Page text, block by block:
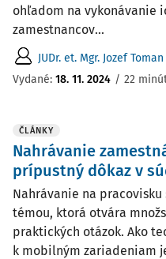
ohľadom na vykonávanie
zamestnancov...
JUDr. et. Mgr. Jozef
Vydané: 18. 11. 2024 / 22
ČLÁNKY
Nahrávanie
prípustný dôkaz v
Nahrávanie na
témou, ktorá otvára
praktických otázok. Ako
k mobilným zariadeniam